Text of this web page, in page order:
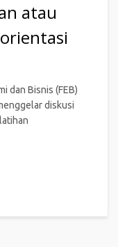
atau
dan Bisnis (FEB)
diskusi